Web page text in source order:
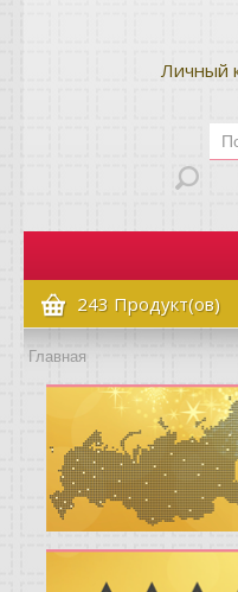
Личный
Главная
Как сделать заказ
Оплата и доставка
Контакты
Вопрос-ответ
Отзывы
243 Продукт(ов)
Главная